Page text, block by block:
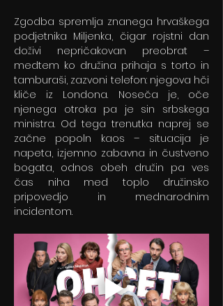
Zgodba spremlja znanega hrvaškega
podjetnika Miljenka, čigar rojstni dan
doživi nepričakovan preobrat –
medtem ko družina prihaja s torto in
tamburaši, zazvoni telefon: njegova hči
kliče iz Londona. Noseča je, oče
njenega otroka pa je sin srbskega
ministra. Od tega trenutka naprej se
začne popoln kaos – situacija je
napeta, izjemno zabavna in čustveno
bogata, odnos obeh družin pa ves
čas niha med toplo družinsko
pripovedjo in mednarodnim
incidentom.